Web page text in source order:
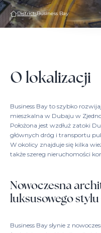
DistrictsBusiness Bay
O lokalizacji
Business Bay to szybko
mieszkalna w Dubaju w
Położona jest wzdłuż zatoki
głównych dróg i transportu
W okolicy znajduje się kilka
także szereg nieruchomości
Nowoczesna
luksusowego stylu
Business Bay słynie z